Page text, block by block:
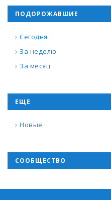
ПОДОРОЖАВШИЕ
Сегодня
За неделю
За месяц
ЕЩЕ
Новые
СООБЩЕСТВО